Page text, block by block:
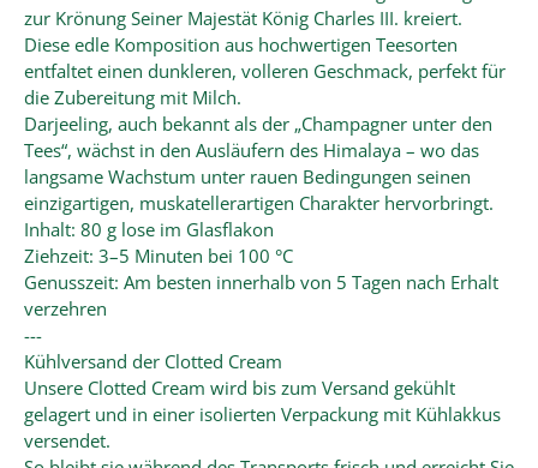
zur Krönung Seiner Majestät König Charles III. kreiert.
Diese edle Komposition aus hochwertigen Teesorten
entfaltet einen dunkleren, volleren Geschmack, perfekt für
die Zubereitung mit Milch.
Darjeeling, auch bekannt als der „Champagner unter den
Tees“, wächst in den Ausläufern des Himalaya – wo das
langsame Wachstum unter rauen Bedingungen seinen
einzigartigen, muskatellerartigen Charakter hervorbringt.
Inhalt: 80 g lose im Glasflakon
Ziehzeit: 3–5 Minuten bei 100 °C
Genusszeit: Am besten innerhalb von 5 Tagen nach Erhalt
verzehren
---
Kühlversand der Clotted Cream
Unsere Clotted Cream wird bis zum Versand gekühlt
gelagert und in einer isolierten Verpackung mit Kühlakkus
versendet.